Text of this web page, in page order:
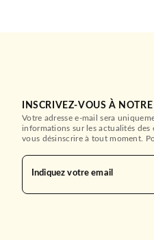
INSCRIVEZ-VOUS À
Votre adresse e-mail sera
informations sur les actualités des
vous désinscrire à tout moment.
Indiquez votre email